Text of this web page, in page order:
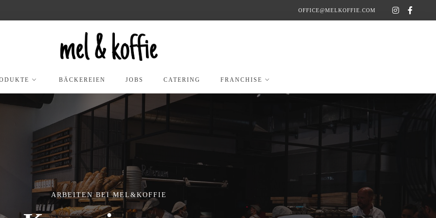
OFFICE@MELKOFFIE.COM
BÄCKEREIEN JOBS CATERING FRANCHISE
ARBEITEN BEI MEL&KOFFIE